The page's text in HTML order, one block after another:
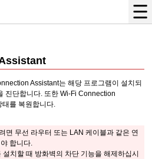
Assistant는 해당 프로그램이 설치되
진단합니다. 또한Wi-Fi Connection
태를 복원합니다.
면 무선 라우터 또는 LAN 케이블과 같은 연
합니다.
설치할 때 방화벽의 차단 기능을 해제하십시